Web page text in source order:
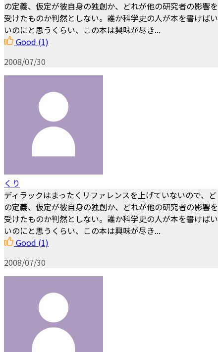
の定義、仮定が彼自身の独創か、どれが他の研究者の影響を
受けたものか判然としない。誰か科学史の人が本を書けばい
いのにと思うくらい、この本は興味が尽き...
Good (1)
2008/07/30
くり
ディラックはまったくリファレンスを上げていないので、ど
の定義、仮定が彼自身の独創か、どれが他の研究者の影響を
受けたものか判然としない。誰か科学史の人が本を書けばい
いのにと思うくらい、この本は興味が尽き...
Good (1)
2008/07/30